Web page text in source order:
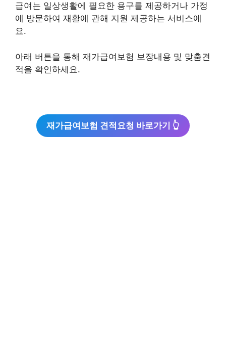
급여는 일상생활에 필요한 용구를 제공하거나 가정
에 방문하여 재활에 관해 지원 제공하는 서비스에
요.
아래 버튼을 통해 재가급여보험 보장내용 및 맞춤견
적을 확인하세요.
재가급여보험 견적요청 바로가기 👆